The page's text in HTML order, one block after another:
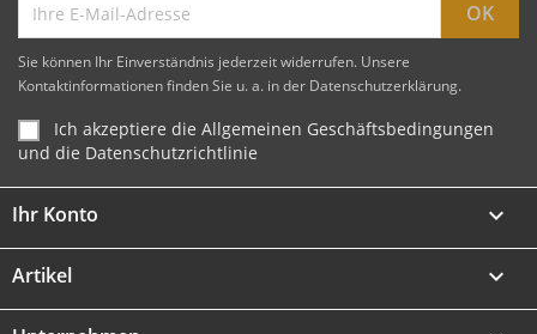
Sie können Ihr Einverständnis jederzeit widerrufen. Unsere
Kontaktinformationen finden Sie u. a. in der Datenschutzerklärung.
Ich akzeptiere die Allgemeinen Geschäftsbedingungen
und die Datenschutzrichtlinie
Ihr Konto 
Artikel 